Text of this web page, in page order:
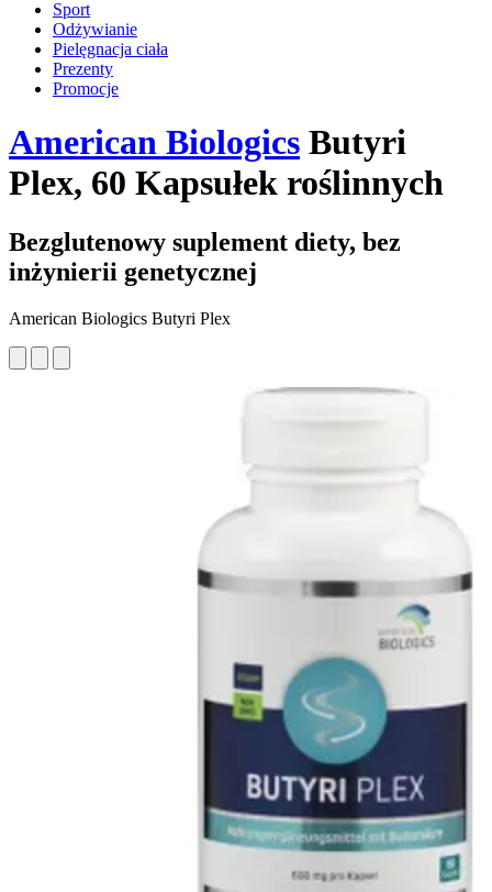
Sport
Odżywianie
Pielęgnacja ciała
Prezenty
Promocje
American Biologics Butyri
Plex, 60 Kapsułek roślinnych
Bezglutenowy suplement diety, bez
inżynierii genetycznej
American Biologics Butyri Plex